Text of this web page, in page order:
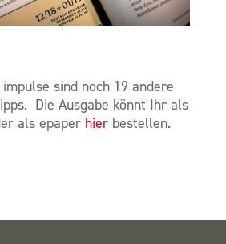
sind noch 19 andere
Die Ausgabe könnt Ihr als
als epaper hierbestellen.